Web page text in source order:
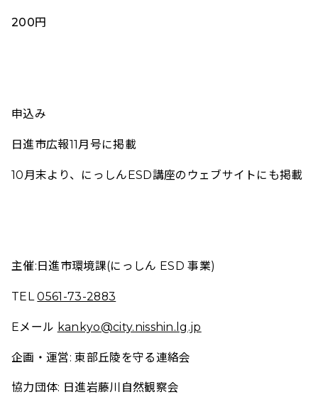
200円
申込み
日進市広報11月号に掲載
10月末より、にっしんESD講座のウェブサイトにも掲載
主催:日進市環境課(にっしん ESD 事業)
TEL0561-73-2883
Eメール kankyo@city.nisshin.lg.jp
企画・運営: 東部丘陵を守る連絡会
協力団体: 日進岩藤川自然観察会